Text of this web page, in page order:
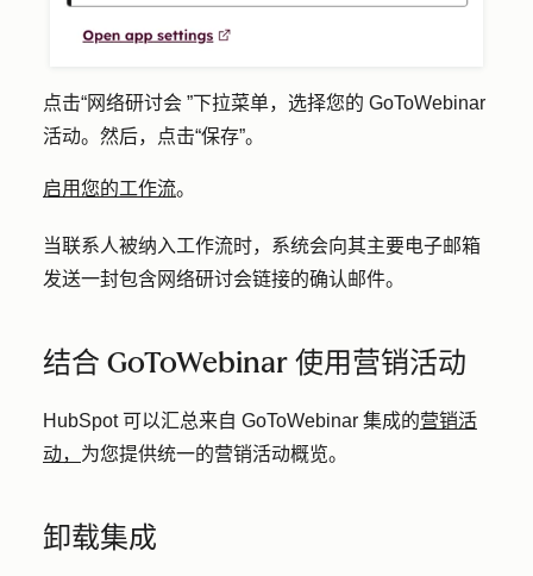
点击“网络研讨会 ”下拉菜单，选择您的 GoToWebinar
活动。然后，点击“保存”。
启用您的工作流。
当联系人被纳入工作流时，系统会向其主要电子邮箱
发送一封包含网络研讨会链接的确认邮件。
结合 GoToWebinar 使用营销活动
HubSpot 可以汇总来自 GoToWebinar 集成的营销活
动， 为您提供统一的营销活动概览。
卸载集成